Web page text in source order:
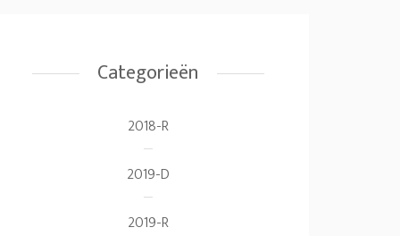
Categorieën
2018-R
2019-D
2019-R